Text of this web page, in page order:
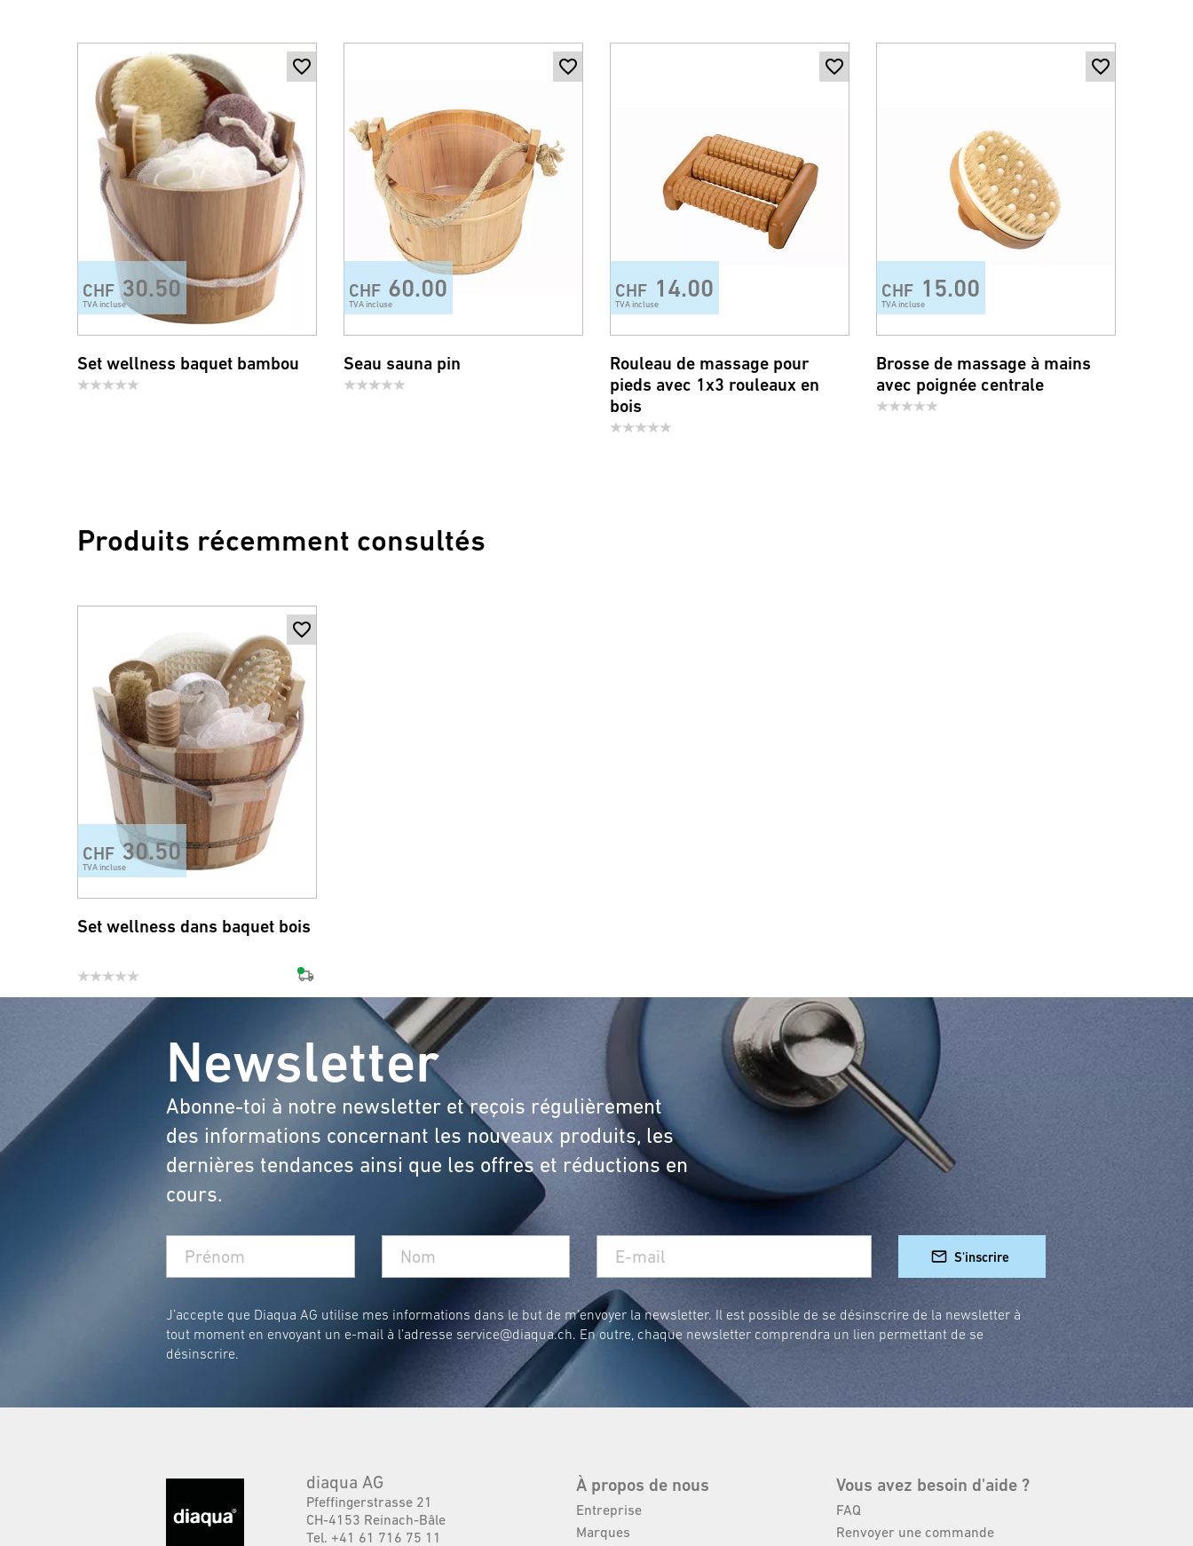
CHF 30.50
TVA incluse
Set wellness baquet bambou
CHF 60.00
TVA incluse
Seau sauna pin
CHF 14.00
TVA incluse
Rouleau de massage pour
pieds avec 1x3 rouleaux en
bois
CHF 15.00
TVA incluse
Brosse de massage à mains
avec poignée centrale
Produits récemment consultés
CHF 30.50
TVA incluse
Set wellness dans baquet bois
Newsletter
Abonne-toi à notre newsletter et reçois régulièrement
des informations concernant les nouveaux produits, les
dernières tendances ainsi que les offres et réductions en
cours.
S'inscrire
J’accepte que Diaqua AG utilise mes informations dans le but de m’envoyer la newsletter. Il est possible de se désinscrire de la newsletter à
tout moment en envoyant un e-mail à l’adresse service@diaqua.ch. En outre, chaque newsletter comprendra un lien permettant de se
désinscrire.
diaqua AG
Pfeffingerstrasse 21
CH-4153 Reinach-Bâle
Tel. +41 61 716 75 11
À propos de nous
Entreprise
Marques
Vous avez besoin d'aide ?
FAQ
Renvoyer une commande